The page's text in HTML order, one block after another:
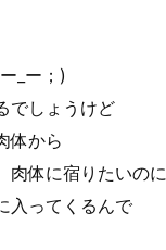
_ー；)
でしょうけど
体から
肉体に宿りたいのに
入ってくるんで